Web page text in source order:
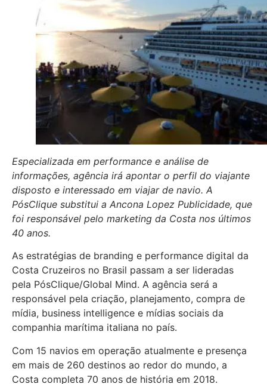
Especializada em performance e análise de
informações, agência irá apontar o perfil do viajante
disposto e interessado em viajar de navio. A
PósClique substitui a Ancona Lopez Publicidade, que
foi responsável pelo marketing da Costa nos últimos
40 anos.
As estratégias de branding e performance digital da
Costa Cruzeiros no Brasil passam a ser lideradas
pela PósClique/Global Mind. A agência será a
responsável pela criação, planejamento, compra de
mídia, business intelligence e mídias sociais da
companhia marítima italiana no país.
Com 15 navios em operação atualmente e presença
em mais de 260 destinos ao redor do mundo, a
Costa completa 70 anos de história em 2018.